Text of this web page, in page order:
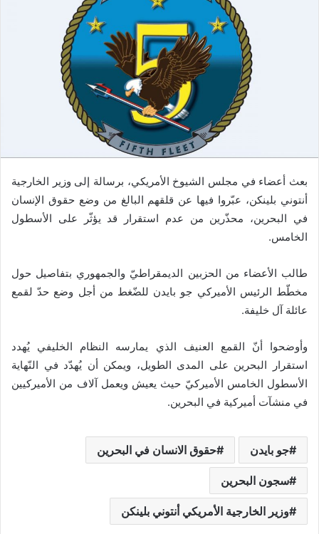
بعث أعضاء في مجلس الشيوخ الأمريكي، برسالة إلى وزير الخارجية
أنتوني بلينكن، عبّروا فيها عن قلقهم البالغ من وضع حقوق الإنسان
في البحرين، محذّرين من عدم استقرار قد يؤثّر على الأسطول
الخامس.
طالب الأعضاء من الحزبين الديمقراطيّ والجمهوري بتفاصيل حول
مخطّط الرئيس الأميركي جو بايدن للضّغط من أجل وضع حدّ لقمع
عائلة آل خليفة.
وأوضحوا أنّ القمع العنيف الذي يمارسه النظام الخليفي يُهدد
استقرار البحرين على المدى الطويل، ويمكن أن يُهدّد في النّهاية
الأسطول الخامس الأميركيّ حيث يعيش ويعمل آلاف من الأميركيين
في منشآت أميركية في البحرين.
جو بايدن حقوق الانسان في البحرين
سجون البحرين
وزير الخارجية الأمريكي أنتوني بلينكن